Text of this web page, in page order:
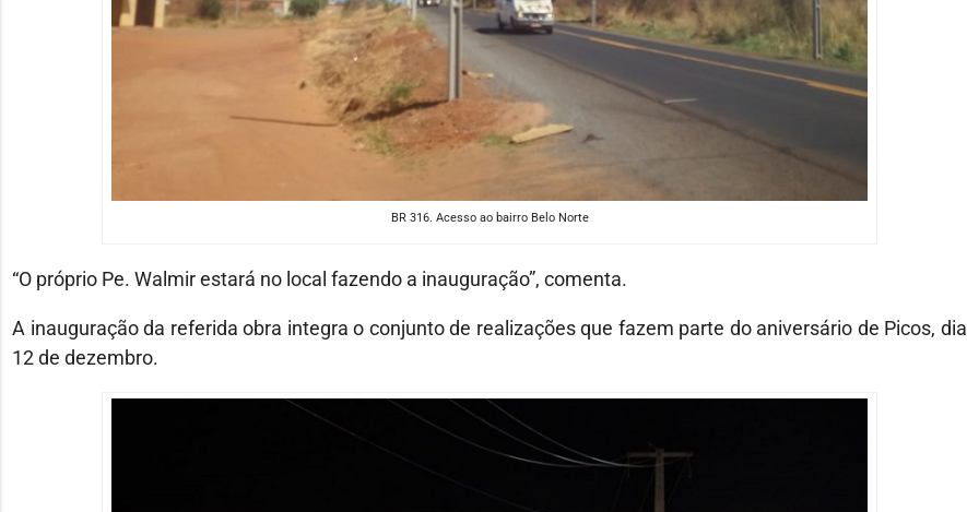
BR 316. Acesso ao bairro Belo Norte
“O próprio Pe. Walmir estará no local fazendo a inauguração”, comenta.
A inauguração da referida obra integra o conjunto de realizações que fazem parte do aniversário de Picos, dia
12 de dezembro.